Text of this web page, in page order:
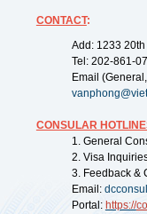
CONTACT:
Add: 1233
Tel: 202-861-
Email
CONSULAR
1. General
2. Visa
3. Feedback &
Email:
Portal: https://